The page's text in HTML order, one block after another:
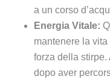
a un corso
Energia Vitale:
mantenere la
forza della
dopo aver